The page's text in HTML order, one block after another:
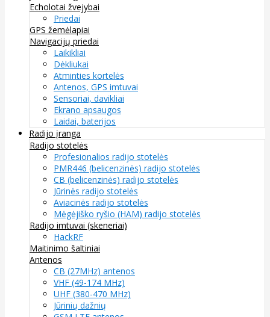
Echolotai žvejybai
Priedai
GPS žemėlapiai
Navigacijų priedai
Laikikliai
Dėkliukai
Atminties kortelės
Antenos, GPS imtuvai
Sensoriai, davikliai
Ekrano apsaugos
Laidai, baterijos
Radijo įranga
Radijo stotelės
Profesionalios radijo stotelės
PMR446 (belicenzinės) radijo stotelės
CB (belicenzinės) radijo stotelės
Jūrinės radijo stotelės
Aviacinės radijo stotelės
Mėgėjiško ryšio (HAM) radijo stotelės
Radijo imtuvai (skeneriai)
HackRF
Maitinimo šaltiniai
Antenos
CB (27MHz) antenos
VHF (49-174 MHz)
UHF (380-470 MHz)
Jūrinių dažnių